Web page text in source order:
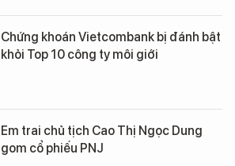
Chứng khoán Vietcombank bị đánh bật
khỏi Top 10 công ty môi giới
Em trai chủ tịch Cao Thị Ngọc Dung
gom cổ phiếu PNJ